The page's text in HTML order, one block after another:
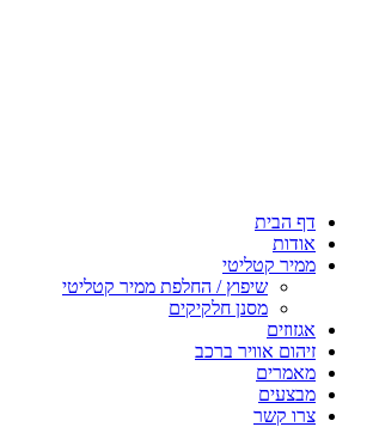
דף הבית
אודות
ממיר קטליטי
שיפוץ / החלפת ממיר קטליטי
מסנן חלקיקים
אגזוזים
זיהום אוויר ברכב
מאמרים
מבצעים
צרו קשר